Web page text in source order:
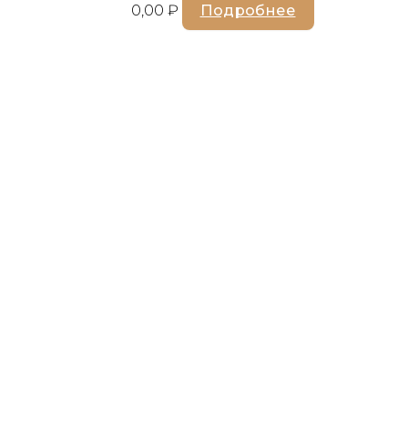
0,00 ₽ Подробнее